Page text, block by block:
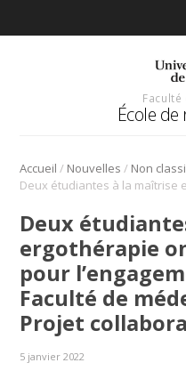
Faculté
École
Accueil / Nouvelles / Non
Deux
ergothérapie
pour
Faculté de
Projet
5 janvier 2022